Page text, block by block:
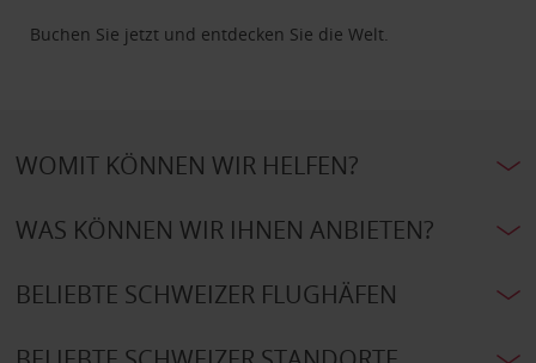
Buchen Sie jetzt und entdecken Sie die Welt.
WOMIT KÖNNEN WIR HELFEN?
WAS KÖNNEN WIR IHNEN ANBIETEN?
BELIEBTE SCHWEIZER FLUGHÄFEN